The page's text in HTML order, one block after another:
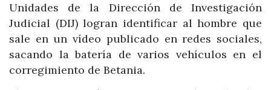
Unidades de la Dirección de Investigación
Judicial (DIJ)logran identificar al hombre que
sale en un vídeo publicado en redes sociales,
sacando la batería de varios vehículos en el
corregimiento de Betania.